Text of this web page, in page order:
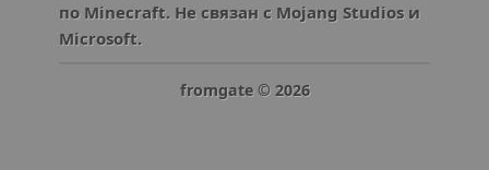
по Minecraft. Не связан с Mojang Studios и
Microsoft.
fromgate © 2026